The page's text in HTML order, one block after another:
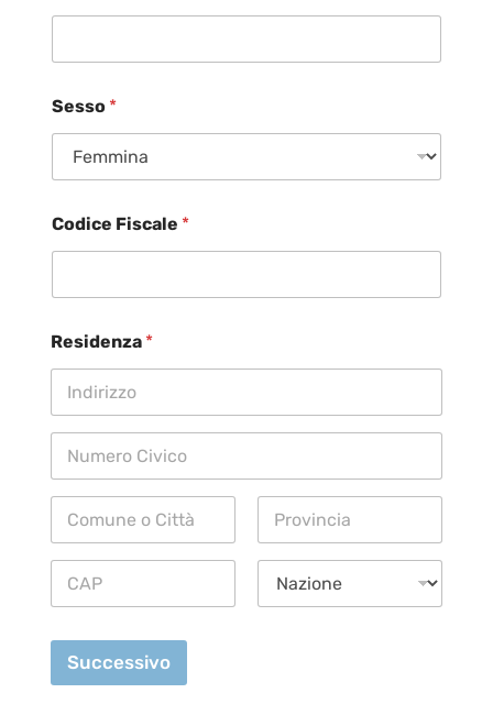
Sesso *
Codice Fiscale *
Residenza *
Region
Successivo